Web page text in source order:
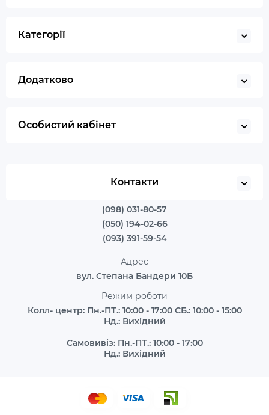
Категорії
Додатково
Особистий кабінет
Контакти
(098) 031-80-57
(050) 194-02-66
(093) 391-59-54
Адрес
вул. Степана Бандери 10Б
Режим роботи
Колл- центр: Пн.-ПТ.: 10:00 - 17:00 СБ.: 10:00 - 15:00
Нд.: Вихідний
Самовивіз: Пн.-ПТ.: 10:00 - 17:00
Нд.: Вихідний